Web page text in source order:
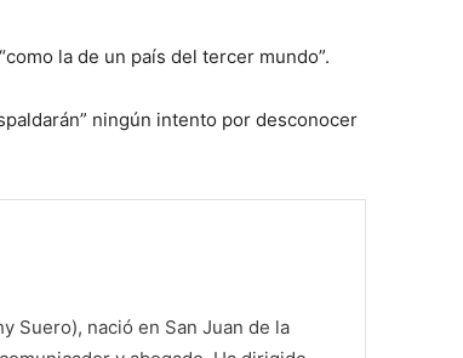
la de un país del tercer mundo”.
ningún intento por desconocer
Suero), nació en San Juan de la